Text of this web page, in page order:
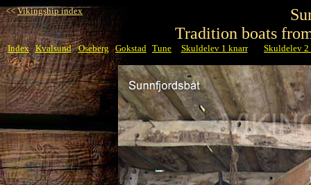
<<Vikingship index
Tradition boats
Index Kvalsund Oseberg Gokstad Tune Skuldelev 1 knarr Skuldelev